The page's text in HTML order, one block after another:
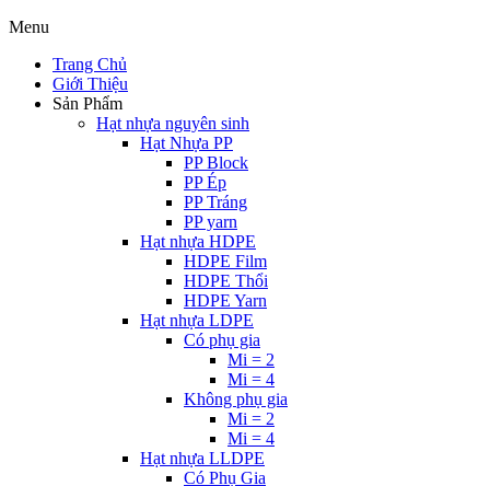
Menu
Trang Chủ
Giới Thiệu
Sản Phẩm
Hạt nhựa nguyên sinh
Hạt Nhựa PP
PP Block
PP Ép
PP Tráng
PP yarn
Hạt nhựa HDPE
HDPE Film
HDPE Thổi
HDPE Yarn
Hạt nhựa LDPE
Có phụ gia
Mi = 2
Mi = 4
Không phụ gia
Mi = 2
Mi = 4
Hạt nhựa LLDPE
Có Phụ Gia